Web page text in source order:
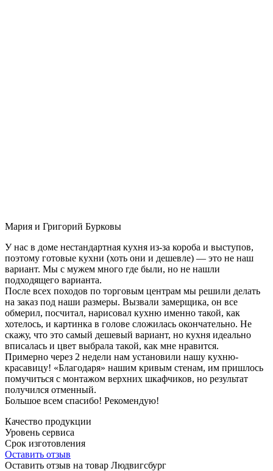
Мария и Григорий Бурковы
У нас в доме нестандартная кухня из-за короба и выступов,
поэтому готовые кухни (хоть они и дешевле) — это не наш
вариант. Мы с мужем много где были, но не нашли
подходящего варианта.
После всех походов по торговым центрам мы решили делать
на заказ под наши размеры. Вызвали замерщика, он все
обмерил, посчитал, нарисовал кухню именно такой, как
хотелось, и картинка в голове сложилась окончательно. Не
скажу, что это самый дешевый вариант, но кухня идеально
вписалась и цвет выбрала такой, как мне нравится.
Примерно через 2 недели нам установили нашу кухню-
красавицу! «Благодаря» нашим кривым стенам, им пришлось
помучиться с монтажом верхних шкафчиков, но результат
получился отменный.
Большое всем спасибо! Рекомендую!
Качество продукции
Уровень сервиса
Срок изготовления
Оставить отзыв
Оставить отзыв на товар Людвигсбург